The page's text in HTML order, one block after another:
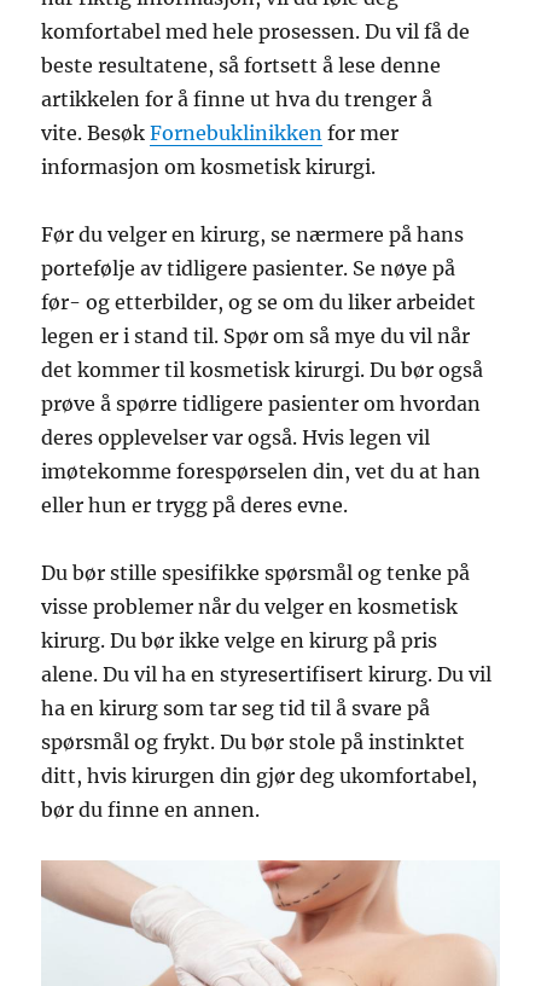
komfortabel med hele prosessen. Du vil få de
beste resultatene, så fortsett å lese denne
artikkelen for å finne ut hva du trenger å
vite. BesøkFornebuklinikken for mer
informasjon om kosmetisk kirurgi.
Før du velger en kirurg, se nærmere på hans
portefølje av tidligere pasienter. Se nøye på
før- og etterbilder, og se om du liker arbeidet
legen er i stand til. Spør om så mye du vil når
det kommer til kosmetisk kirurgi. Du bør også
prøve å spørre tidligere pasienter om hvordan
deres opplevelser var også. Hvis legen vil
imøtekomme forespørselen din, vet du at han
eller hun er trygg på deres evne.
Du bør stille spesifikke spørsmål og tenke på
visse problemer når du velger en kosmetisk
kirurg. Du bør ikke velge en kirurg på pris
alene. Du vil ha en styresertifisert kirurg. Du vil
ha en kirurg som tar seg tid til å svare på
spørsmål og frykt. Du bør stole på instinktet
ditt, hvis kirurgen din gjør deg ukomfortabel,
bør du finne en annen.